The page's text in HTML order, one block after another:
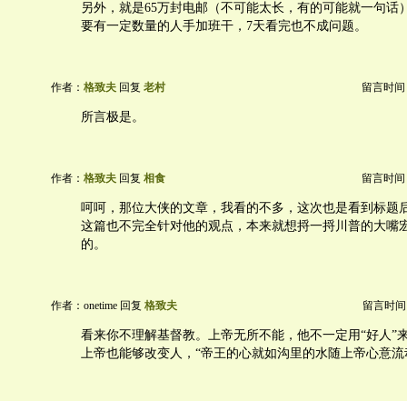
另外，就是65万封电邮（不可能太长，有的可能就一句话
要有一定数量的人手加班干，7天看完也不成问题。
作者： 格致夫 回复 老村 留言时间
所言极是。
作者： 格致夫 回复 相食 留言时间
呵呵，那位大侠的文章，我看的不多，这次也是看到标题
这篇也不完全针对他的观点，本来就想捋一捋川普的大嘴
的。
作者：onetime 回复 格致夫 留言时间
看来你不理解基督教。上帝无所不能，他不一定用“好人”
上帝也能够改变人，“帝王的心就如沟里的水随上帝心意流